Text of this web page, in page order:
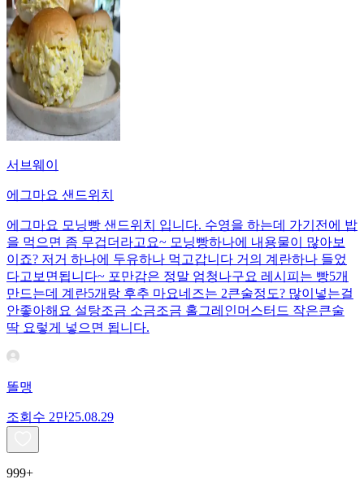
서브웨이
에그마요 샌드위치
에그마요 모닝빵 샌드위치 입니다. 수영을 하는데 가기전에 밥
을 먹으면 좀 무겁더라고요~ 모닝빵하나에 내용물이 많아보
이죠? 저거 하나에 두유하나 먹고갑니다 거의 계란하나 들었
다고보면됩니다~ 포만감은 정말 엄청나구요 레시피는 빵5개
만드는데 계란5개랑 후추 마요네즈는 2큰술정도? 많이넣는걸
안좋아해요 설탕조금 소금조금 홀그레인머스터드 작은큰술
딱 요렇게 넣으면 됩니다.
똘맹
조회수 2만25.08.29
999+